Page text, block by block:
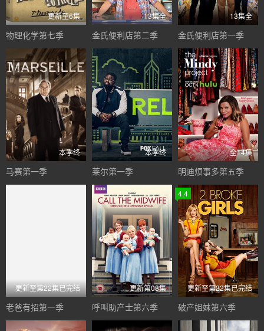
更新至6集
物理化学第七季
13集全
金氏便利店第二季
13集全
金氏便利店第一季
本季终
马赛第一季
本季终
莱尔第一季
全14集
明迪烦事多第五季
更新至第22集已完结
老爸有招第一季
更新第08集
呼叫助产士第六季
4.4
更新至第22集已完结
破产姐妹第六季